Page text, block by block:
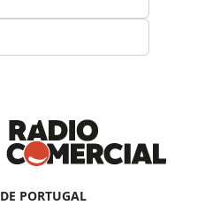
PORTUGAL